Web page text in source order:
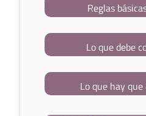
Reglas
Lo que debe
Lo que hay